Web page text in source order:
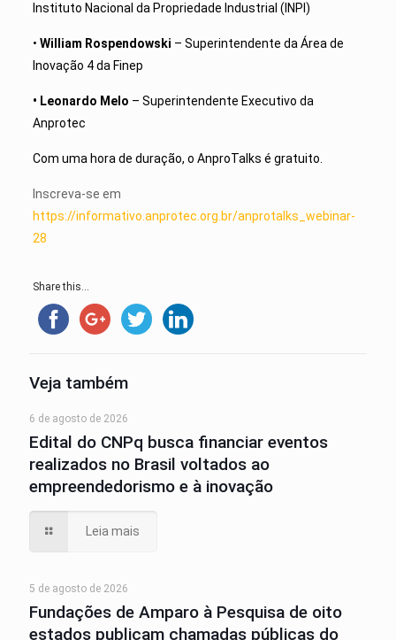
Instituto Nacional da Propriedade Industrial (INPI)
• William Rospendowski – Superintendente da Área de
Inovação 4 da Finep
• Leonardo Melo – Superintendente Executivo da
Anprotec
Com uma hora de duração, o AnproTalks é gratuito.
Inscreva-se em
https://informativo.anprotec.org.br/anprotalks_webinar-
28
Share this...
Veja também
6 de agosto de 2026
Edital do CNPq busca financiar eventos
realizados no Brasil voltados ao
empreendedorismo e à inovação
Leia mais
5 de agosto de 2026
Fundações de Amparo à Pesquisa de oito
estados publicam chamadas públicas do